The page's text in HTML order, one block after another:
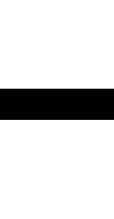
S.STP. M.M.,